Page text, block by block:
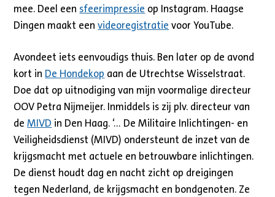
mee. Deel een sfeerimpressie op Instagram. Haagse
Dingen maakt eenvideoregistratie voor YouTube.
Avondeet iets eenvoudigs thuis. Ben later op de avond
kort in De Hondekop aan de Utrechtse Wisselstraat.
Doe dat op uitnodiging van mijn voormalige directeur
OOV Petra Nijmeijer. Inmiddels is zij plv. directeur van
deMIVD in Den Haag. ‘… De Militaire Inlichtingen- en
Veiligheidsdienst (MIVD) ondersteunt de inzet van de
krijgsmacht met actuele en betrouwbare inlichtingen.
De dienst houdt dag en nacht zicht op dreigingen
tegen Nederland, de krijgsmacht en bondgenoten. Ze